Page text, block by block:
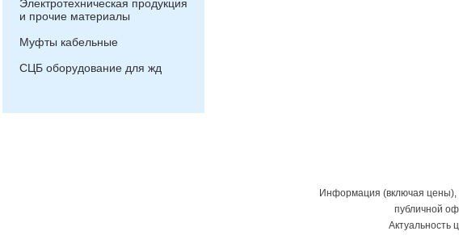
Электротехническая продукция
и прочие материалы
Муфты кабельные
СЦБ оборудование для жд
Информация (включая цены),
публичной
Актуальность